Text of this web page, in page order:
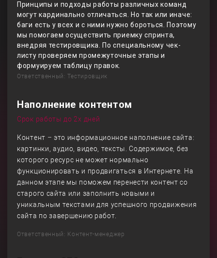
Принципы и подходы работы различных команд
могут кардинально отличаться. Но так или иначе:
баги есть у всех и с ними нужно бороться. Поэтому
мы помогаем осуществить приемку спринта,
внедряя тестировщика. По специальному чек-
листу проверяем промежуточные этапы и
формуируем таблицу правок.
Ответственный: Тестировщик
Наполнение контентом
Срок работы до 2х дней
Контент – это информационное наполнение сайта:
картинки, аудио, видео, тексты. Содержимое, без
которого ресурс не может нормально
функционировать и продвигаться в Интернете. На
данном этапе мы поможем перенести контент со
старого сайта или заполнить новыми и
уникальным текстами для успешного продвижения
сайта по завершению работ.
Ответственный: Контент-менеджер